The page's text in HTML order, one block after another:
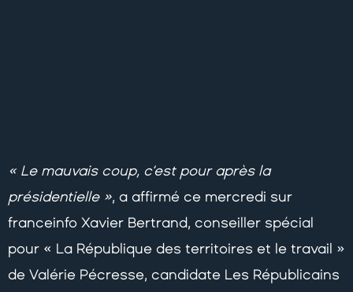
« Le mauvais coup, c’est pour après la
présidentielle », a affirmé ce mercredi sur
franceinfo Xavier Bertrand, conseiller spécial
pour « La République des territoires et le travail »
de Valérie Pécresse, candidate Les Républicains